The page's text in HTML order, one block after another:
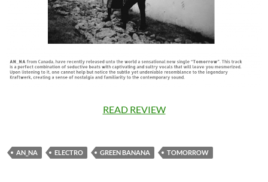
READ REVIEW
AN_NA ELECTRO GREEN BANANA TOMORROW